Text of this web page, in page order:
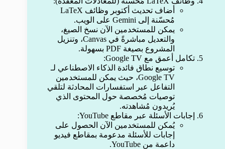
أضاف تحديث أكتوبر وظائف LaTeX
مُحسّنة إلى Gemini على الويب.
يمكن للمستخدمين الآن نسخ الصيغ،
والتعديل مباشرةً في Canvas، وتنزيل
المشروع بصيغة PDF بسهولة.
تكامل أعمق مع Google TV:
توسيع نطاق فائدة الذكاء الاصطناعي لـ
Google TV، حيث يمكن للمستخدمين
التفاعل عبر استفسارات المحادثة لتلقي
توصيات مُخصصة حول المحتوى الذي
يُريدون مُشاهدته.
إجابات الأسئلة عبر مقاطع YouTube:
يُمكن للمستخدمين الآن الحصول على
إجابات للأسئلة مدعومة بمقاطع فيديو
داعمة من YouTube.